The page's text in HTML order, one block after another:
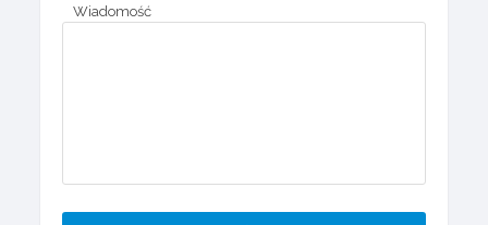
Wiadomość